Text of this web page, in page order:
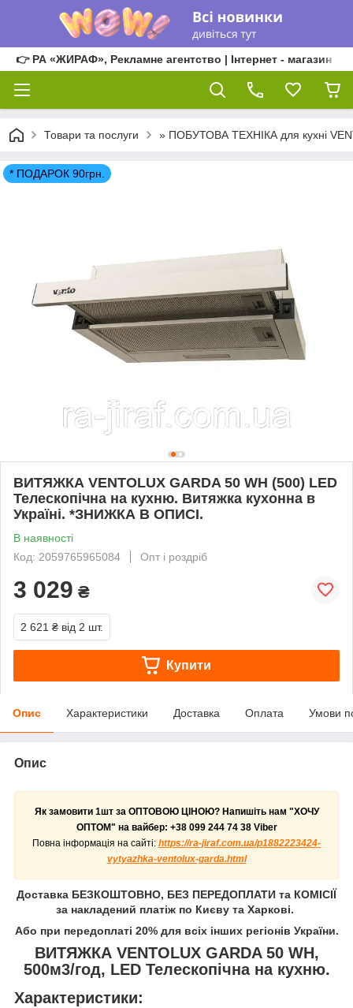
👉 РА «ЖИРАФ», Рекламне агентство | Інтернет - магазин
Товари та послуги » ПОБУТОВА ТЕХНІКА для кухні
* ПОДАРОК 90грн.
ВИТЯЖКА VENTOLUX GARDA 50 WH (500) LED
Телескопічна на кухню. Витяжка кухонна в
Україні. *ЗНИЖКА В ОПИСІ.
В наявності
Код: 2059765965084
Опт і роздріб
3 029 ₴
2 621 ₴ від 2 шт.
Купити
Опис Характеристики Доставка Оплата Умови
Опис
Як замовити 1шт за ОПТОВОЮ ЦІНОЮ? Напишіть нам "ХОЧУ
ОПТОМ" на вайбер: +38 099 244 74 38 Viber
Повна інформація на сайті: https://ra-jiraf.com.ua/p1882223424-
vytyazhka-ventolux-garda.html
Доставка БЕЗКОШТОВНО, БЕЗ ПЕРЕДОПЛАТИ та КОМІСІЇ
за накладений платіж по Києву та Харкові.
Або при передоплаті 20% для всіх інших регіонів України.
ВИТЯЖКА VENTOLUX GARDA 50 WH,
500м3/год, LED Телескопічна накухню.
Характеристики: